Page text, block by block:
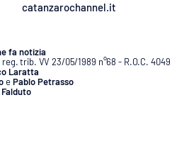
catanzarochannel.it
fa notizia
trib. VV 23/05/1989 n°68 - R.O.C. 4049
Laratta
ePablo Petrasso
Falduto